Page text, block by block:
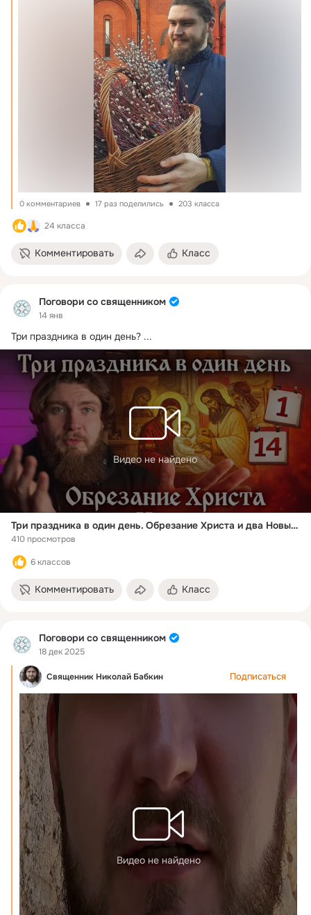
0 комментариев 17 раз поделились 203 класса
24 класса
Комментировать Класс
Поговори со священником
14 янв
Три праздника в один день? ...
Видео не найдено
Три праздника в один день. Обрезание Христа и два Новых года
410 просмотров
6 классов
Комментировать Класс
Поговори со священником
18 дек 2025
Священник Николай Бабкин Подписаться
Видео не найдено